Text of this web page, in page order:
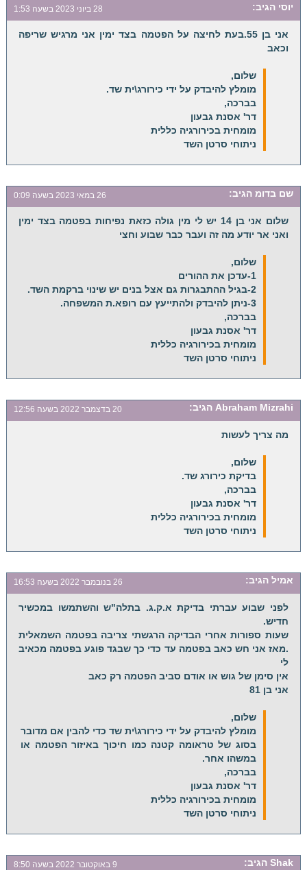
יוסי הגיב: 28 ביוני 2023 בשעה 1:53
אני בן 55.בעת לחיצה על הפטמה בצד ימין אני מרגיש שריפה
וכאב
שלום,
מומלץ להיבדק על ידי כירורג\ית שד.
בברכה,
דר' אסנת גבעון
מומחית בכירורגיה כללית
ניתוחי סרטן השד
שם בדומ הגיב: 26 במאי 2023 בשעה 0:09
שלום אני בן 14 יש לי מין גולה כזאת נפיחות בפטמה בצד ימין
ואני אר יודע מה זה ועבר כבר שבוע וחצי
שלום,
1-עדכן את ההורים
2-בגיל ההתבגרות גם אצל בנים יש שינוי ברקמת השד.
3-ניתן להיבדק ולהתייעץ עם רופא.ת המשפחה.
בברכה,
דר' אסנת גבעון
מומחית בכירורגיה כללית
ניתוחי סרטן השד
Abraham Mizrahi הגיב: 20 בדצמבר 2022 בשעה 12:56
מה צריך לעשות
שלום,
בדיקת כירורג שד.
בברכה,
דר' אסנת גבעון
מומחית בכירורגיה כללית
ניתוחי סרטן השד
אמיל הגיב: 26 בנובמבר 2022 בשעה 16:53
לפני שבוע עברתי בדיקת א.ק.ג. בתלה"ש והשתמשו במכשיר
חדיש.
שעות ספורות אחרי הבדיקה הרגשתי צריבה בפטמה השמאלית
.מאז אני חש כאב בפטמה עד כדי כך שבגד פוגע בפטמה מכאיב
לי
אין סימן של גוש או אודם סביב הפטמה רק כאב
אני בן 81
שלום,
מומלץ להיבדק על ידי כירורג\ית שד כדי להבין אם מדובר
בסוג של טראומה קטנה כמו חיכוך באיזור הפטמה או
במשהו אחר.
בברכה,
דר' אסנת גבעון
מומחית בכירורגיה כללית
ניתוחי סרטן השד
Shak הגיב: 9 באוקטובר 2022 בשעה 8:50